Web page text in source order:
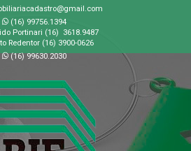
(16) 99756.1394
Portinari (16) 3618.9487
Redentor (16) 3900-0626
(16) 99630.2030